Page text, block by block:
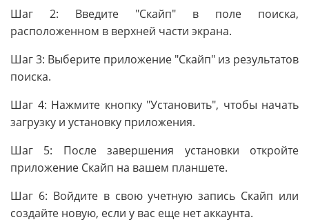
Шаг 2: Введите "Скайп" в поле поиска,
расположенном в верхней части экрана.
Шаг 3: Выберите приложение "Скайп" из результатов
поиска.
Шаг 4: Нажмите кнопку "Установить", чтобы начать
загрузку и установку приложения.
Шаг 5: После завершения установки откройте
приложение Скайп на вашем планшете.
Шаг 6: Войдите в свою учетную запись Скайп или
создайте новую, если у вас еще нет аккаунта.